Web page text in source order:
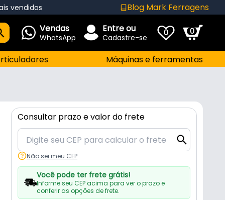
vendidos Blog Mark Ferragens
Vendas
WhatsApp
Entre ou
Cadastre-se 0 0
Máquinas e ferramentas
Consultar prazo e valor do frete
Não sei meu CEP
Você pode ter frete grátis!
Informe seu CEP acima para ver o prazo e
conferir as opções de frete.